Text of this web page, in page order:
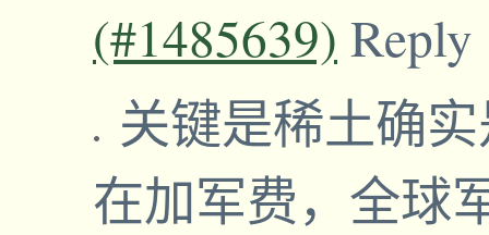
(#1485639) Reply
关键是稀土确
在加军费，全球